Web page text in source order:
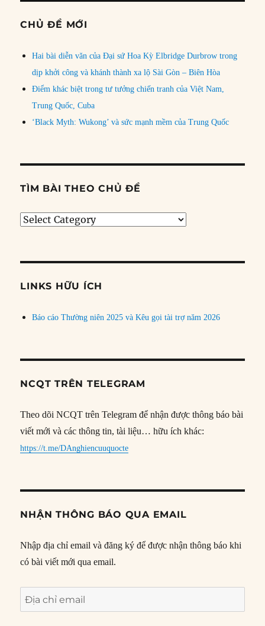
CHỦ ĐỀ MỚI
Hai bài diễn văn của Đại sứ Hoa Kỳ Elbridge Durbrow trong
dịp khởi công và khánh thành xa lộ Sài Gòn – Biên Hòa
Điểm khác biệt trong tư tưởng chiến tranh của Việt Nam,
Trung Quốc, Cuba
‘Black Myth: Wukong’ và sức mạnh mềm của Trung Quốc
TÌM BÀI THEO CHỦ ĐỀ
Tìm
đề
LINKS HỮU ÍCH
Báo cáo Thường niên 2025 và Kêu gọi tài trợ năm 2026
NCQT TRÊN TELEGRAM
Theo dõi NCQT trên Telegram để nhận được thông báo bài
viết mới và các thông tin, tài liệu… hữu ích khác:
https://t.me/DAnghiencuuquocte
NHẬN THÔNG BÁO QUA EMAIL
Nhập địa chỉ email và đăng ký để được nhận thông báo khi
có bài viết mới qua email.
Địa
chỉ